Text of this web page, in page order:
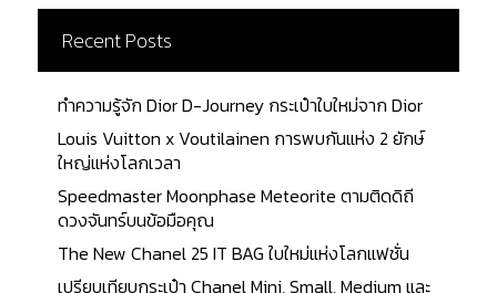
Recent Posts
ทำความรู้จัก Dior D-Journey กระเป๋าใบใหม่จาก Dior
Louis Vuitton x Voutilainen การพบกันแห่ง 2 ยักษ์
ใหญ่แห่งโลกเวลา
Speedmaster Moonphase Meteorite ตามติดดิถี
ดวงจันทร์บนข้อมือคุณ
The New Chanel 25 IT BAG ใบใหม่แห่งโลกแฟชั่น
เปรียบเทียบกระเป๋า Chanel Mini, Small, Medium และ